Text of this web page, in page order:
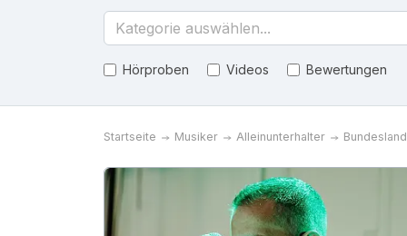
Kategorie auswählen...
Hörproben Videos Bewertungen
Startseite Musiker Alleinunterhalter